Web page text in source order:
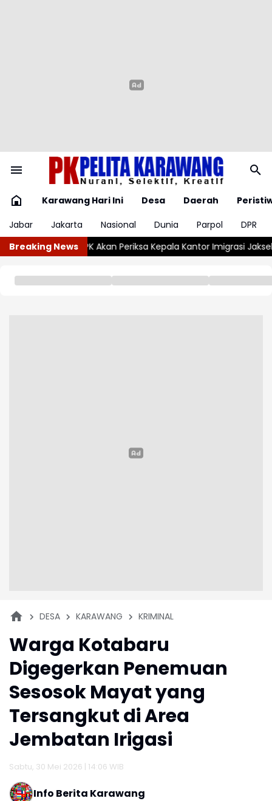
Karawang Hari Ini Desa Daerah
Jabar
Jakarta Nasional Dunia Parpol
DPR
Breaking News
Kantor Imigrasi Jaksel Terkait Temuan Uang Teka Teki
DESA KARAWANG KRIMINAL
Warga Kotabaru
Digegerkan Penemuan
Sesosok Mayat yang
Tersangkut di Area
Jembatan Irigasi
Sabtu, 30 Mei 2026 | 14:06 WIB
Info Berita Karawang